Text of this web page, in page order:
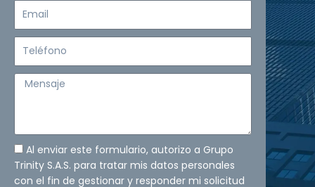
Mensaje
Al enviar este formulario, autorizo a Grupo
Trinity S.A.S. para tratar mis datos personales
con el fin de gestionar y responder mi solicitud